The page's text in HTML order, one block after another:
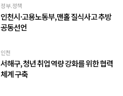
정부.정책
인천시·고용노동부, 맨홀 질식사고 추방
공동선언
인천
서해구, 청년 취업 역량 강화를 위한 협력
체계 구축